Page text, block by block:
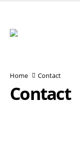
Contact
Home Contact